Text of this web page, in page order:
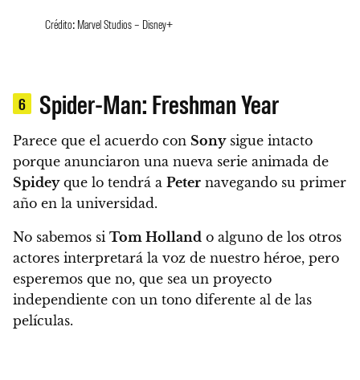
Crédito: Marvel Studios – Disney+
6 Spider-Man: Freshman Year
Parece que el acuerdo con Sonysigue intacto
porque anunciaron una nueva serie animada de
Spideyque lo tendrá a Peter navegando su primer
año en la universidad.
No sabemos si Tom Holland o alguno de los otros
actores interpretará la voz de nuestro héroe, pero
esperemos que no, que sea un proyecto
independiente con un tono diferente al de las
películas.